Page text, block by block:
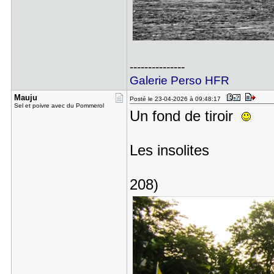
---------------
Galerie Perso HFR
Mauju
Sel et poivre avec du Pommerol
Posté le 23-04-2026 à 09:48:17
Un fond de tiroir
Les insolites
208)